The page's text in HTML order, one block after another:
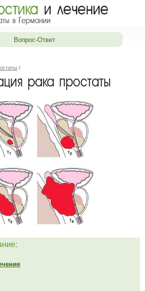
Вопрос-Ответ
/
рака простаты